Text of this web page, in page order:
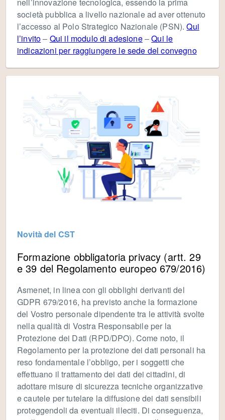
società pubblica a livello nazionale ad aver ottenuto
l’accesso al Polo Strategico Nazionale (PSN).Qui
l’invito– Qui il modulo di adesione–Qui le
indicazioni per raggiungere le sede del convegno
Novità del CST
Formazione obbligatoria privacy (artt. 29
e 39 del Regolamento europeo 679/2016)
Asmenet, in linea con gli obblighi derivanti del
GDPR 679/2016, ha previsto anche la formazione
del Vostro personale dipendente tra le attività svolte
nella qualità di Vostra Responsabile per la
Protezione dei Dati (RPD/DPO). Come noto, il
Regolamento per la protezione dei dati personali ha
reso fondamentale l’obbligo, per i soggetti che
effettuano il trattamento dei dati dei cittadini, di
adottare misure di sicurezza tecniche organizzative
e cautele per tutelare la diffusione dei dati sensibili
proteggendoli da eventuali illeciti. Di conseguenza,